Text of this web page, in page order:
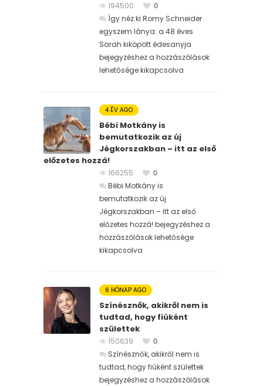
194500
0
Így néz ki Romy Schneider
egyszem lánya: a 48 éves
Sarah kiköpött édesanyja
bejegyzéshez a hozzászólások
lehetősége kikapcsolva
4 ÉV AGO
Bébi Motkány is
bemutatkozik az új
Jégkorszakban – itt az első
előzetes hozzá!
166255
0
Bébi Motkány is
bemutatkozik az új
Jégkorszakban – itt az első
előzetes hozzá! bejegyzéshez a
hozzászólások lehetősége
kikapcsolva
6 HÓNAP AGO
Színésznők, akikről nem is
tudtad, hogy fiúként
születtek
150639
0
Színésznők, akikről nem is
tudtad, hogy fiúként születtek
bejegyzéshez a hozzászólások